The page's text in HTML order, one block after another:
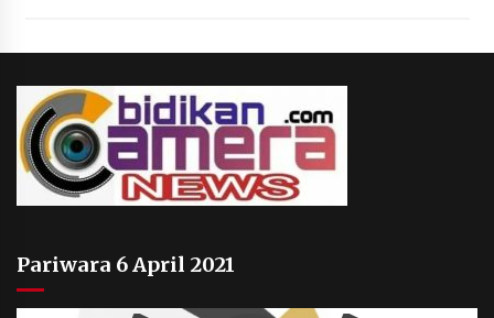
Pariwara 6 April 2021